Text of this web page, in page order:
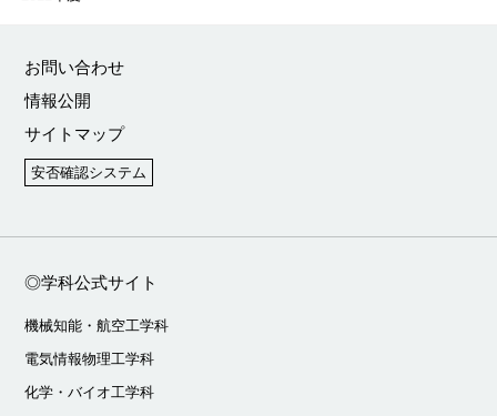
お問い合わせ
情報公開
サイトマップ
安否確認システム
◎学科公式サイト
機械知能・航空工学科
電気情報物理工学科
化学・バイオ工学科